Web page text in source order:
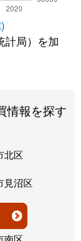
計局）を加
情報を探す
北区
見沼区
桜区